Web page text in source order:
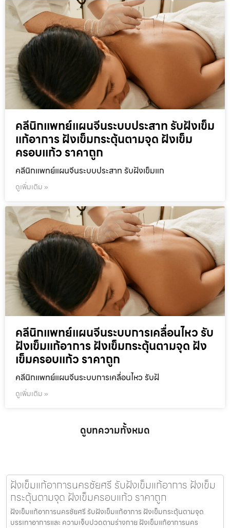
คลีนิกแพทย์แผนจีนระบบประสาท รับฝังเข็ม
แก้อาการ ฝังเข็มกระตุ้นตามจุด ฝังเข็ม
ครอบแก้ว ราคาถูก
คลีนิกแพทย์แผนจีนระบบประสาท รับฝังเข็มแก
ดูเพิ่มเติม »
คลีนิกแพทย์แผนจีนระบบการเคลื่อนไหว รับ
ฝังเข็มแก้อาการ ฝังเข็มกระตุ้นตามจุด ฝัง
เข็มครอบแก้ว ราคาถูก
คลีนิกแพทย์แผนจีนระบบการเคลื่อนไหว รับฝั
ดูเพิ่มเติม »
ดูบทความทั้งหมด
ฝังเข็มแก้อาการนครชัยศรี รับฝังเข็มแก้อาการ ฝังเข็ม
กระตุ้นตามจุด ฝังเข็มครอบแก้ว ราคาถูก
ฝังเข็มแก้อาการนครชัยศรี รับฝังเข็มแก้อาการ ฝังเข็มกระตุ้นตามจุด
บรรเทาอาการและ ความเจ็บปวดตามร่างกาย ฝังเข็มแก้อาการนคร